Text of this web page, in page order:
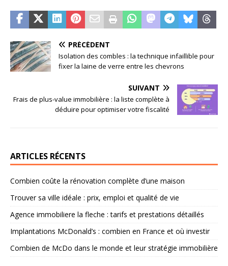
PRÉCÉDENT
Isolation des combles : la technique infaillible pour
fixer la laine de verre entre les chevrons
SUIVANT
Frais de plus-value immobilière : la liste complète à
déduire pour optimiser votre fiscalité
ARTICLES RÉCENTS
Combien coûte la rénovation complète d’une maison
Trouver sa ville idéale : prix, emploi et qualité de vie
Agence immobiliere la fleche : tarifs et prestations détaillés
Implantations McDonald’s : combien en France et où investir
Combien de McDo dans le monde et leur stratégie immobilière